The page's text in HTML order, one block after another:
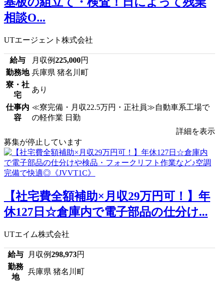
相談O...
UTエージェント株式会社
給与 月収例225,000円
勤務地 兵庫県 猪名川町
寮・社
宅
あり
仕事内
容
≪寮完備・月収22.5万円・正社員≫自動車系工場で
の軽作業 日勤
詳細を表示
募集が停止しています
【社宅費全額補助×月収29万円可！】年
休127日☆倉庫内で電子部品の仕分け...
UTエイム株式会社
給与 月収例298,973円
勤務
地
兵庫県 猪名川町